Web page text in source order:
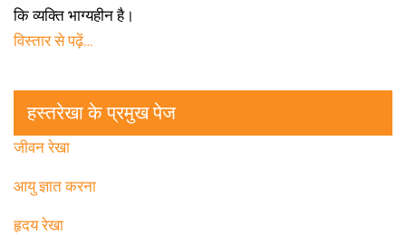
कि व्यक्ति भाग्यहीन है।
विस्तार से पढ़ें…
हस्तरेखा के प्रमुख पेज
जीवन रेखा
आयु ज्ञात करना
हृदय रेखा